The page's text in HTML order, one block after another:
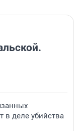
в деле убийства